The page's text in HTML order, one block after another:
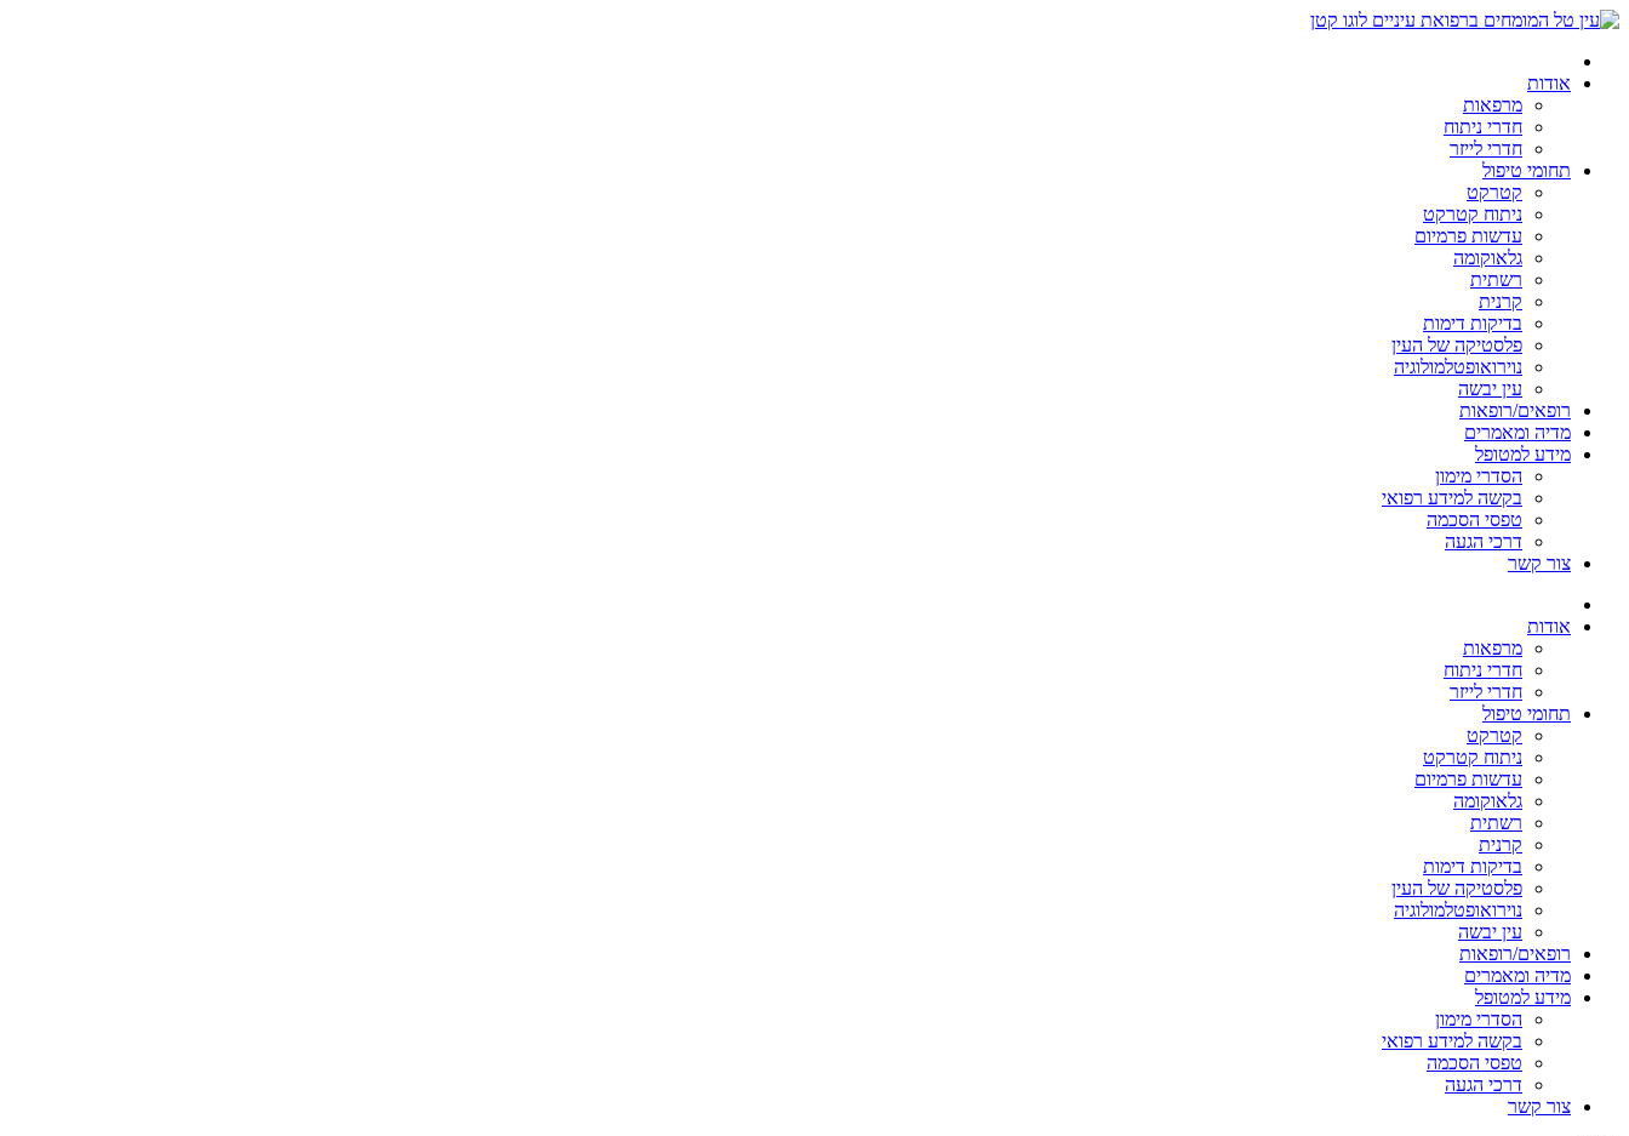
אודות
מרפאות
חדרי ניתוח
חדרי לייזר
תחומי טיפול
קטרקט
ניתוח קטרקט
עדשות פרמיום
גלאוקומה
רשתית
קרנית
בדיקות דימות
פלסטיקה של העין
נוירואופטלמולוגיה
עין יבשה
רופאים/רופאות
מדיה ומאמרים
מידע למטופל
הסדרי מימון
בקשה למידע רפואי
טפסי הסכמה
דרכי הגעה
צור קשר
אודות
מרפאות
חדרי ניתוח
חדרי לייזר
תחומי טיפול
קטרקט
ניתוח קטרקט
עדשות פרמיום
גלאוקומה
רשתית
קרנית
בדיקות דימות
פלסטיקה של העין
נוירואופטלמולוגיה
עין יבשה
רופאים/רופאות
מדיה ומאמרים
מידע למטופל
הסדרי מימון
בקשה למידע רפואי
טפסי הסכמה
דרכי הגעה
צור קשר